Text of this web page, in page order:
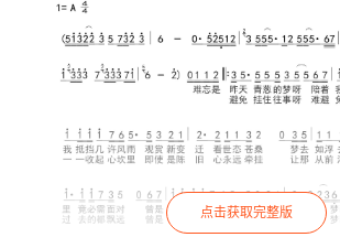
点击获取完整版